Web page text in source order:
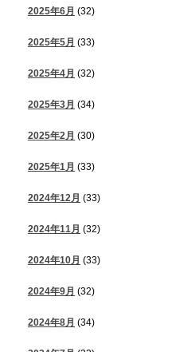
2025年6月 (32)
2025年5月 (33)
2025年4月 (32)
2025年3月 (34)
2025年2月 (30)
2025年1月 (33)
2024年12月 (33)
2024年11月 (32)
2024年10月 (33)
2024年9月 (32)
2024年8月 (34)